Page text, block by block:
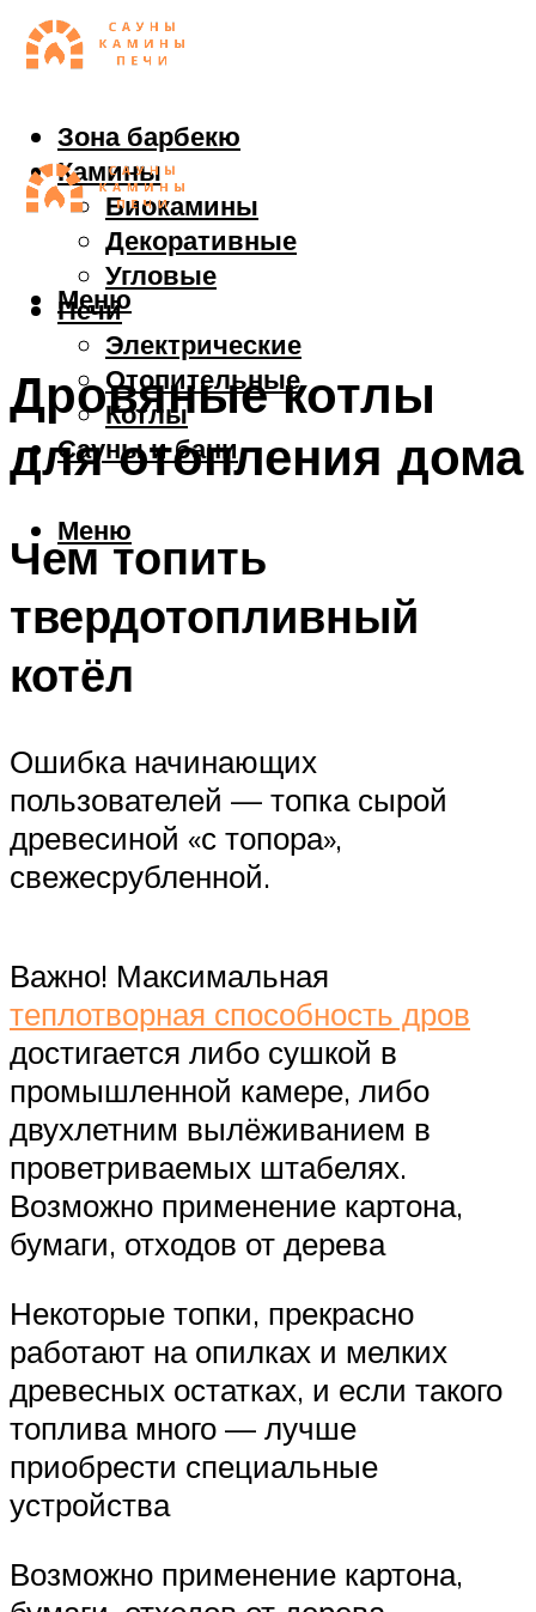
Зона барбекю
Камины
Биокамины
Декоративные
Угловые
Печи
Электрические
Отопительные
Котлы
Сауны и бани
Меню
Меню
Дровяные котлы
для отопления дома
Чем топить
твердотопливный
котёл
Ошибка начинающих
пользователей — топка сырой
древесиной «с топора»,
свежесрубленной.
Важно! Максимальная
теплотворная способность дров
достигается либо сушкой в
промышленной камере, либо
двухлетним вылёживанием в
проветриваемых штабелях.
Возможно применение картона,
бумаги, отходов от дерева
Некоторые топки, прекрасно
работают на опилках и мелких
древесных остатках, и если такого
топлива много — лучше
приобрести специальные
устройства
Возможно применение картона,